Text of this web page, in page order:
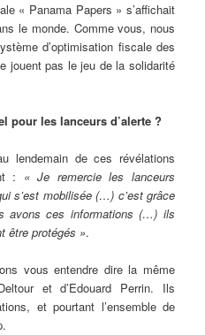
« Panama Papers » s’affichait
le monde. Comme vous, nous
d’optimisation fiscale des
jouent pas le jeu de la solidarité
pour les lanceurs d’alerte ?
lendemain de ces révélations
: « Je remercie les lanceurs
s’est mobilisée (…) c’est grâce
avons ces informations (…) ils
être protégés ».
vous entendre dire la même
et d’Edouard Perrin. Ils
et pourtant l’ensemble de